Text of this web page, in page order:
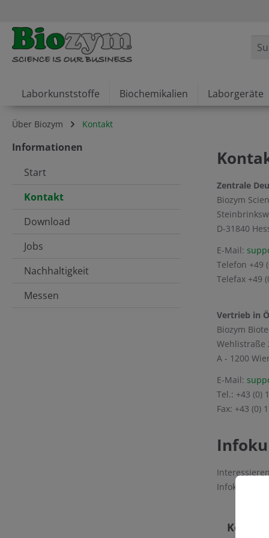
Laborkunststoffe Biochemikalien Laborgeräte
Über Biozym Kontakt
Informationen
Start
Kontakt
Download
Jobs
Nachhaltigkeit
Messen
Zentrale
Biozym
D-31840
E-Mail:
Telefon +49
Telefax +49
Vertrieb in
Biozym
Wehlistraße
A - 1200
E-Mail:
Tel.: +43 (0)
Fax: +43 (0)
Infokunde